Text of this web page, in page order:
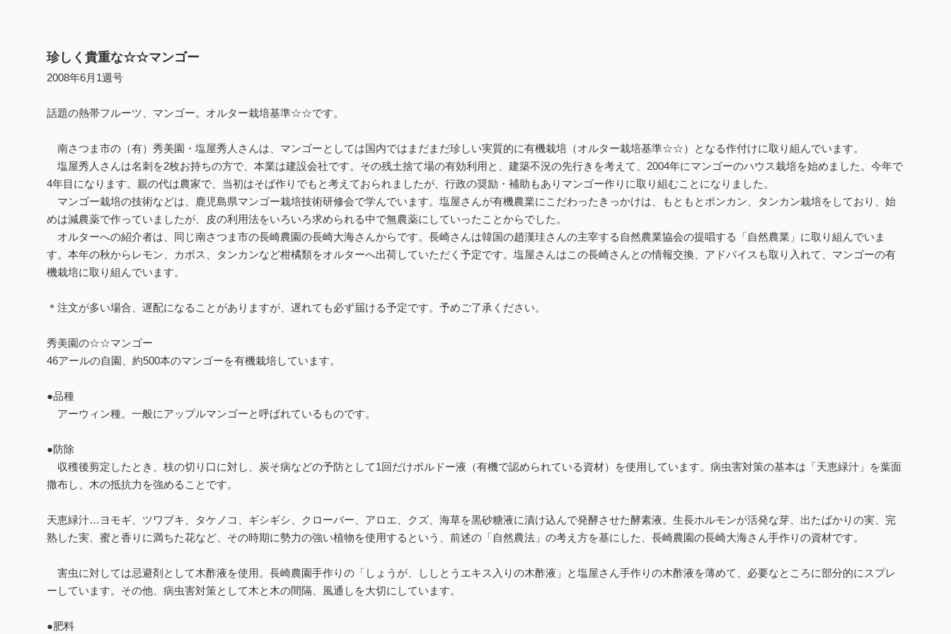
珍しく貴重な☆☆マンゴー
2008年6月1週号
話題の熱帯フルーツ、マンゴー。オルター栽培基準☆☆です。
南さつま市の（有）秀美園・塩屋秀人さんは、マンゴーとしては国内ではまだまだ珍しい実質的に有機栽培（オルター栽培基準☆☆）となる作付けに取り組んでいます。
塩屋秀人さんは名刺を2枚お持ちの方で、本業は建設会社です。その残土捨て場の有効利用と、建築不況の先行きを考えて、2004年にマンゴーのハウス栽培を始めました。今年で
4年目になります。親の代は農家で、当初はそば作りでもと考えておられましたが、行政の奨励・補助もありマンゴー作りに取り組むことになりました。
マンゴー栽培の技術などは、鹿児島県マンゴー栽培技術研修会で学んでいます。塩屋さんが有機農業にこだわったきっかけは、もともとポンカン、タンカン栽培をしており、始
めは減農薬で作っていましたが、皮の利用法をいろいろ求められる中で無農薬にしていったことからでした。
オルターへの紹介者は、同じ南さつま市の長崎農園の長崎大海さんからです。長崎さんは韓国の趙漢珪さんの主宰する自然農業協会の提唱する「自然農業」に取り組んでいま
す。本年の秋からレモン、カボス、タンカンなど柑橘類をオルターへ出荷していただく予定です。塩屋さんはこの長崎さんとの情報交換、アドバイスも取り入れて、マンゴーの有
機栽培に取り組んでいます。
＊注文が多い場合、遅配になることがありますが、遅れても必ず届ける予定です。予めご了承ください。
秀美園の☆☆マンゴー
46アールの自園、約500本のマンゴーを有機栽培しています。
●品種
アーウィン種。一般にアップルマンゴーと呼ばれているものです。
●防除
収穫後剪定したとき、枝の切り口に対し、炭そ病などの予防として1回だけボルドー液（有機で認められている資材）を使用しています。病虫害対策の基本は「天恵緑汁」を葉面
撒布し、木の抵抗力を強めることです。
天恵緑汁…ヨモギ、ツワブキ、タケノコ、ギシギシ、クローバー、アロエ、クズ、海草を黒砂糖液に漬け込んで発酵させた酵素液。生長ホルモンが活発な芽、出たばかりの実、完
熟した実、蜜と香りに満ちた花など、その時期に勢力の強い植物を使用するという、前述の「自然農法」の考え方を基にした、長崎農園の長崎大海さん手作りの資材です。
害虫に対しては忌避剤として木酢液を使用。長崎農園手作りの「しょうが、ししとうエキス入りの木酢液」と塩屋さん手作りの木酢液を薄めて、必要なところに部分的にスプレ
ーしています。その他、病虫害対策として木と木の間隔、風通しを大切にしています。
●肥料